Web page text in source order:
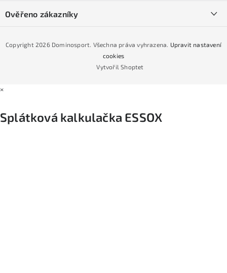
Podmínky GDPR
Podmínky nákupu na splátky ESSOX
Naše prodejna
Ověřeno zákazníky
Vytvořil Shoptet
Copyright 2026 Dominosport. Všechna práva vyhrazena. Upravit nastavení
cookies
×
Splátková kalkulačka ESSOX